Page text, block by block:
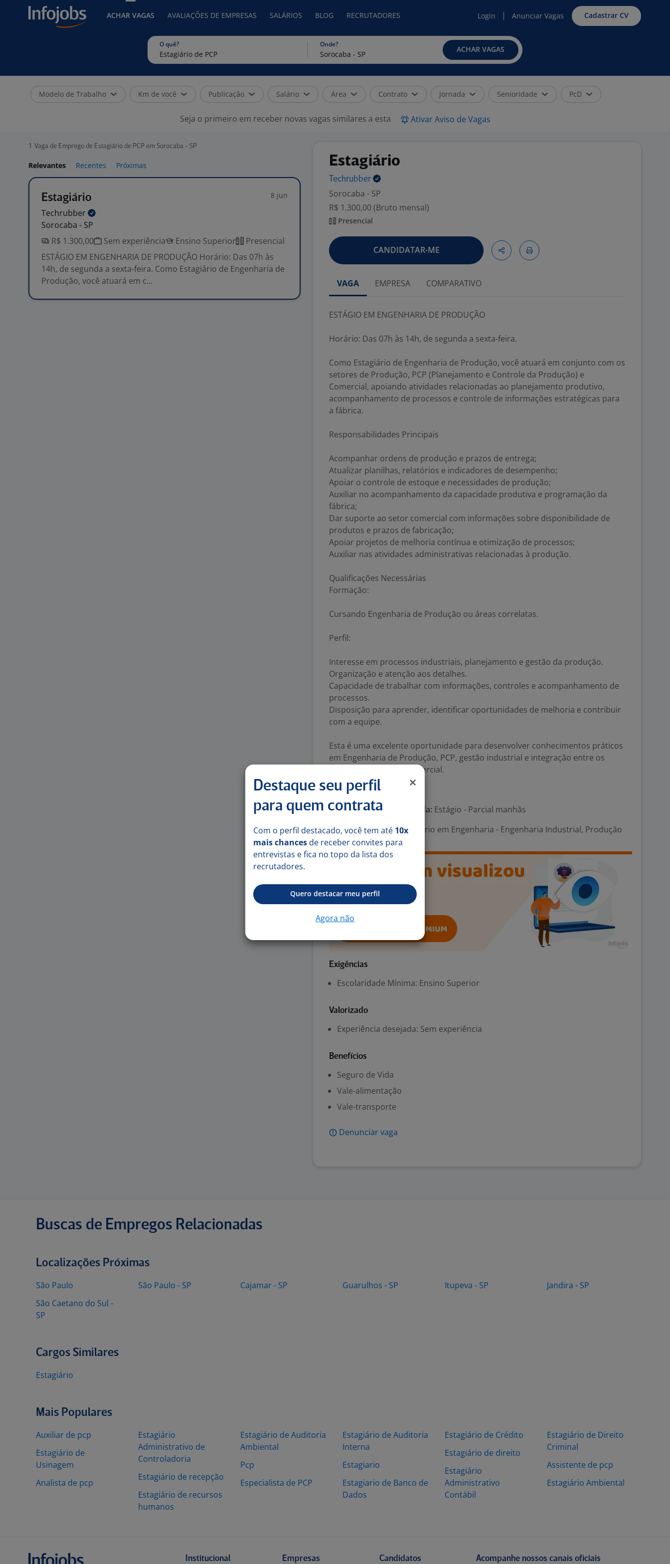
ACHAR VAGAS AVALIAÇÕES DE EMPRESAS SALÁRIOS BLOG RECRUTADORES Login Anunciar Vagas Cadastrar CV
O quê? Onde?
ACHAR VAGAS
Modelo de Trabalho Km de você Publicação Salário Área Contrato Jornada Senioridade PcD
Seja o primeiro em receber novas vagas similares a esta Ativar Aviso de Vagas
1 Vaga de Emprego de Estagiário de PCP em Sorocaba - SP
Relevantes Recentes Próximas
Estagiário 8 jun
Techrubber
Sorocaba - SP
R$ 1.300,00
Sem experiência Ensino Superior
Presencial
ESTÁGIO EM ENGENHARIA DE PRODUÇÃO Horário: Das 07h às
14h, de segunda a sexta-feira. Como Estagiário de Engenharia de
Produção, você atuará em c...
Estagiário
Techrubber
Sorocaba - SP
R$ 1.300,00 (Bruto mensal)
Presencial
CANDIDATAR-ME
VAGA EMPRESA COMPARATIVO
ESTÁGIO EM ENGENHARIA DE PRODUÇÃO
Horário: Das 07h às 14h, de segunda a sexta-feira.
Como Estagiário de Engenharia de Produção, você atuará em conjunto com os
setores de Produção, PCP (Planejamento e Controle da Produção) e
Comercial, apoiando atividades relacionadas ao planejamento produtivo,
acompanhamento de processos e controle de informações estratégicas para
a fábrica.
Responsabilidades Principais
Acompanhar ordens de produção e prazos de entrega;
Atualizar planilhas, relatórios e indicadores de desempenho;
Apoiar o controle de estoque e necessidades de produção;
Auxiliar no acompanhamento da capacidade produtiva e programação da
fábrica;
Dar suporte ao setor comercial com informações sobre disponibilidade de
produtos e prazos de fabricação;
Apoiar projetos de melhoria contínua e otimização de processos;
Auxiliar nas atividades administrativas relacionadas à produção.
Qualificações Necessárias
Formação:
Cursando Engenharia de Produção ou áreas correlatas.
Perfil:
Interesse em processos industriais, planejamento e gestão da produção.
Organização e atenção aos detalhes.
Capacidade de trabalhar com informações, controles e acompanhamento de
processos.
Disposição para aprender, identificar oportunidades de melhoria e contribuir
com a equipe.
Esta é uma excelente oportunidade para desenvolver conhecimentos práticos
em Engenharia de Produção, PCP, gestão industrial e integração entre os
setores produtivo e comercial.
Número de vagas:
Tipo de contrato e Jornada: Estágio - Parcial manhãs
Área Profissional:Estagiário em Engenharia - Engenharia Industrial, Produção
Exigências
Escolaridade Mínima: Ensino Superior
Valorizado
Experiência desejada: Sem experiência
Benefícios
Seguro de Vida
Vale-alimentação
Vale-transporte
Denunciar vaga
Buscas de Empregos Relacionadas
Localizações Próximas
São Paulo
São Caetano do Sul -
SP
São Paulo - SP Cajamar - SP Guarulhos - SP Itupeva - SP Jandira - SP
Cargos Similares
Estagiário
Mais Populares
Auxiliar de pcp
Estagiário de
Usinagem
Analista de pcp
Estagiário
Administrativo de
Controladoria
Estagiário de recepção
Estagiário de recursos
humanos
Estagiário de Auditoria
Ambiental
Pcp
Especialista de PCP
Estagiário de Auditoria
Interna
Estagiario
Estagiario de Banco de
Dados
Estagiário de Crédito
Estagiário de direito
Estagiário
Administrativo
Contábil
Estagiário de Direito
Criminal
Assistente de pcp
Estagiário Ambiental
Destaque seu perfil
para quem contrata
Com o perfil destacado, você tem até 10x
mais chances de receber convites para
entrevistas e fica no topo da lista dos
recrutadores.
Quero destacar meu perfil
Agora não
Institucional Empresas Candidatos Acompanhe nossos canais oficiais